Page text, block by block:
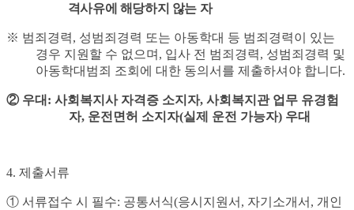
격사유에 해당하지 않는 자
※ 범죄경력, 성범죄경력 또는 아동학대 등 범죄경력이 있는
경우 지원할 수 없으며 , 입사 전 범죄경력, 성범죄경력 및
아동학대범죄 조회에 대한 동의서를 제출하셔야 합니다.
② 우대 : 사회복지사 자격증 소지자, 사회복지관 업무 유경험
자, 운전면허 소지자(실제 운전 가능자) 우대
4. 제출서류
① 서류접수 시 필수: 공통서식(응시지원서 , 자기소개서 , 개인